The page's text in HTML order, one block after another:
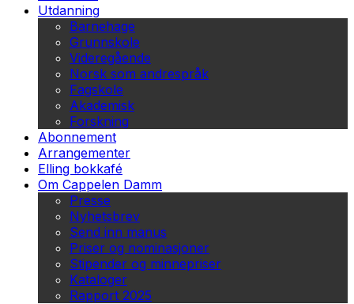
Utdanning
Barnehage
Grunnskole
Videregående
Norsk som andrespråk
Fagskole
Akademisk
Forskning
Abonnement
Arrangementer
Elling bokkafé
Om Cappelen Damm
Presse
Nyhetsbrev
Send inn manus
Priser og nominasjoner
Stipender og minnepriser
Kataloger
Rapport 2025